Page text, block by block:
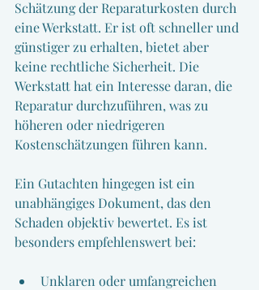
Schätzung der Reparaturkosten durch
eine Werkstatt. Er ist oft schneller und
günstiger zu erhalten, bietet aber
keine rechtliche Sicherheit. Die
Werkstatt hat ein Interesse daran, die
Reparatur durchzuführen, was zu
höheren oder niedrigeren
Kostenschätzungen führen kann.
Ein Gutachten hingegen ist ein
unabhängiges Dokument, das den
Schaden objektiv bewertet. Es ist
besonders empfehlenswert bei:
Unklaren oder umfangreichen